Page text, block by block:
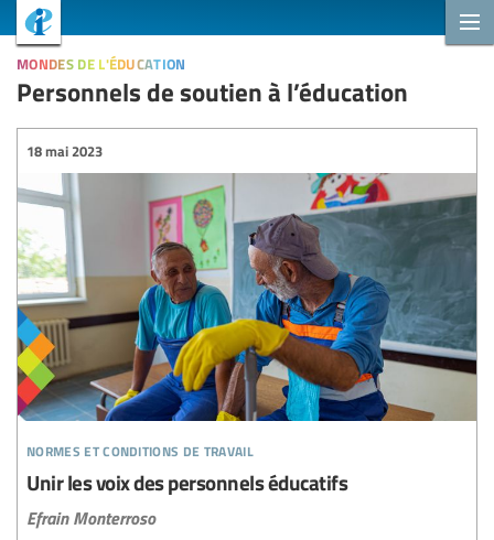
Personnels de soutien à l’éducation
mondes de l'éducation
normes et conditions de travail
18 mai 2023
Unir les voix des personnels éducatifs
Efrain Monterroso